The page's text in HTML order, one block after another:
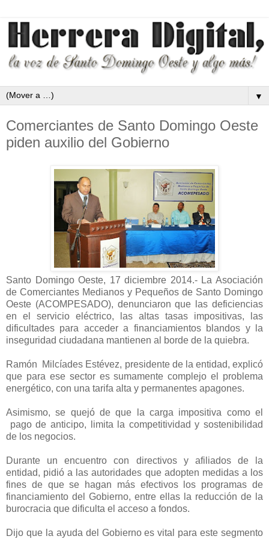
▼
Comerciantes de Santo Domingo Oeste
piden auxilio del Gobierno
Santo Domingo Oeste, 17 diciembre 2014.- La Asociación
de Comerciantes Medianos y Pequeños de Santo Domingo
Oeste (ACOMPESADO), denunciaron que las deficiencias
en el servicio eléctrico, las altas tasas impositivas, las
dificultades para acceder a financiamientos blandos y la
inseguridad ciudadana mantienen al borde de la quiebra.
Ramón Milcíades Estévez, presidente de la entidad, explicó
que para ese sector es sumamente complejo el problema
energético, con una tarifa alta y permanentes apagones.
Asimismo, se quejó de que la carga impositiva como el
pago de anticipo, limita la competitividad y sostenibilidad
de los negocios.
Durante un encuentro con directivos y afiliados de la
entidad, pidió a las autoridades que adopten medidas a los
fines de que se hagan más efectivos los programas de
financiamiento del Gobierno, entre ellas la reducción de la
burocracia que dificulta el acceso a fondos.
Dijo que la ayuda del Gobierno es vital para este segmento